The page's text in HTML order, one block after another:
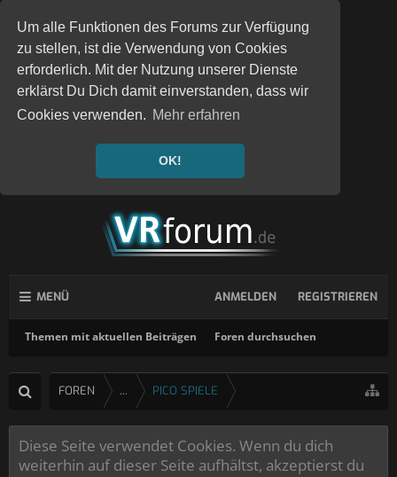
Um alle Funktionen des Forums zur Verfügung
zu stellen, ist die Verwendung von Cookies
erforderlich. Mit der Nutzung unserer Dienste
erklärst Du Dich damit einverstanden, dass wir
Cookies verwenden. Mehr erfahren
OK!
MENÜ
Themen mit aktuellen Beiträgen Foren durchsuchen
ANMELDEN REGISTRIEREN
FOREN ... PICO SPIELE
Diese Seite verwendet Cookies. Wenn du dich
weiterhin auf dieser Seite aufhältst, akzeptierst du